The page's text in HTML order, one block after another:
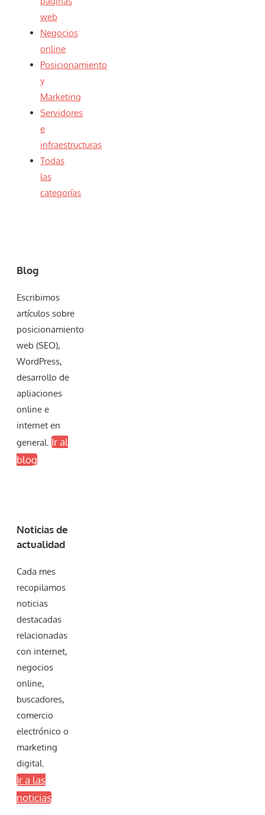
web
Negocios
online
Posicionamiento
y
Marketing
Servidores
e
infraestructuras
Todas
las
categorías
Blog
Escribimos
artículos sobre
posicionamiento
web (SEO),
WordPress,
desarrollo de
apliaciones
online e
internet en
general. Ir al
blog
Noticias de
actualidad
Cada mes
recopilamos
noticias
destacadas
relacionadas
con internet,
negocios
online,
buscadores,
comercio
electrónico o
marketing
digital.
Ir a las
noticias